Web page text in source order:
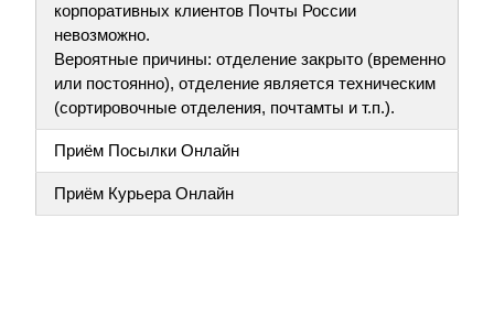
корпоративных клиентов Почты России
невозможно.
Вероятные причины: отделение закрыто (временно
или постоянно), отделение является техническим
(сортировочные отделения, почтамты и т.п.).
Приём Посылки Онлайн
Приём Курьера Онлайн